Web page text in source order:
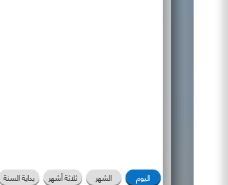
اليوم الشهر ثلاثة أشهر بداية السنة